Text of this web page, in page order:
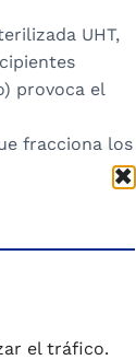
el tráfico.
UHT,
provoca el
fracciona los
No debe
será inferior a